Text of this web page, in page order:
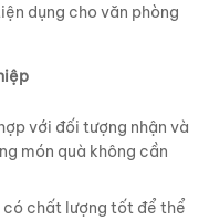
dụng cho văn phòng
với đối tượng nhận và
món quà không cần
có chất lượng tốt để thể